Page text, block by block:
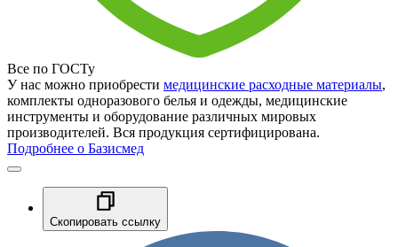
Все по ГОСТу
У нас можно приобрести медицинские расходные материалы,
комплекты одноразового белья и одежды, медицинские
инструменты и оборудование различных мировых
производителей. Вся продукция сертифицирована.
Подробнее о Базисмед
Скопировать ссылку